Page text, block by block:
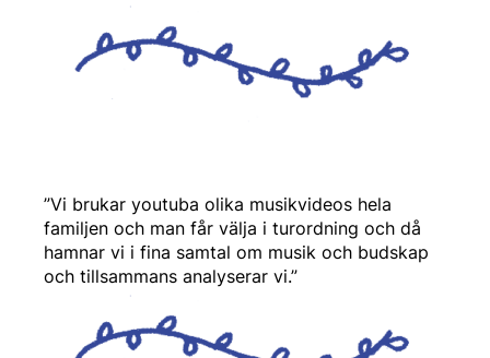
”Vi brukar youtuba olika musikvideos hela
familjen och man får välja i turordning och då
hamnar vi i fina samtal om musik och budskap
och tillsammans analyserar vi.”